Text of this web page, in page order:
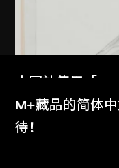
本网站使用「
体验。
了解更多
M+藏品的简体
待！